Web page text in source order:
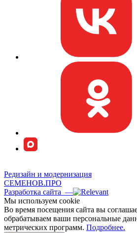
Редизайн и модернизация
СЕМЕНОВ.ПРО
Разработка сайта —
Мы используем сookie
Во время посещения сайта вы
обрабатываем ваши персональные
метрических программ. Подробнее.